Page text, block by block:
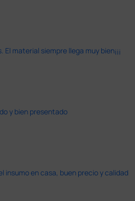
material siempre llega muy bien¡¡¡
y bien presentado
insumo en casa, buen precio y calidad